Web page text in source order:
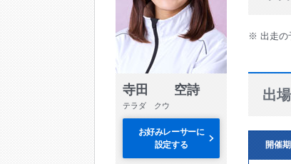
寺田 空詩
テラダ クウ
お好みレーサーに
設定する
※ 出走の
出
開催